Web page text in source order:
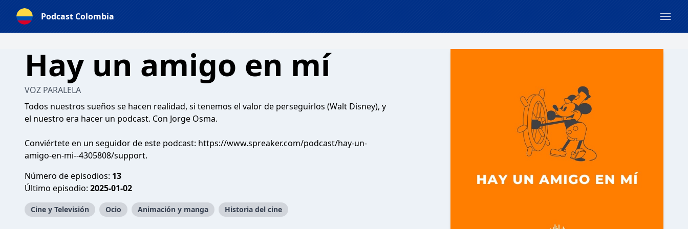
Podcast Colombia
Hay un amigo en mí
VOZ PARALELA
Todos nuestros sueños se hacen realidad, si tenemos el valor de perseguirlos (Walt Disney), y
el nuestro era hacer un podcast. Con Jorge Osma.
Conviértete en un seguidor de este podcast: https://www.spreaker.com/podcast/hay-un-
amigo-en-mi--4305808/support.
Número de episodios: 13
Último episodio: 2025-01-02
Cine y Televisión Ocio Animación y manga Historia del cine